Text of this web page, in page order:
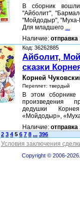
В сборник вошли
"Айболит",
"Мойдодыр", "Муха-
Для младшего ...
Наличие: отправка
Код: 36262885
Айболит,
сказки
Корней
Переплет: твердый
В этом
произведения
дедушки
«Мойдодыр»,
Наличие: отправка
2 3 4 5 6 7 8 ... 396
Условия заключения
Copyright © 2006-